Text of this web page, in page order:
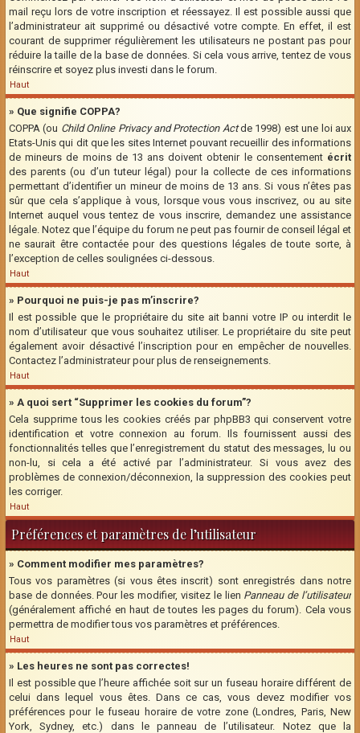
mail reçu lors de votre inscription et réessayez. Il est possible aussi que
l’administrateur ait supprimé ou désactivé votre compte. En effet, il est
courant de supprimer régulièrement les utilisateurs ne postant pas pour
réduire la taille de la base de données. Si cela vous arrive, tentez de vous
réinscrire et soyez plus investi dans le forum.
Haut
» Que signifie COPPA?
COPPA (ou Child Online Privacy and Protection Actde 1998) est une loi aux
Etats-Unis qui dit que les sites Internet pouvant recueillir des informations
de mineurs de moins de 13 ans doivent obtenir le consentement écrit
des parents (ou d’un tuteur légal) pour la collecte de ces informations
permettant d’identifier un mineur de moins de 13 ans. Si vous n’êtes pas
sûr que cela s’applique à vous, lorsque vous vous inscrivez, ou au site
Internet auquel vous tentez de vous inscrire, demandez une assistance
légale. Notez que l’équipe du forum ne peut pas fournir de conseil légal et
ne saurait être contactée pour des questions légales de toute sorte, à
l’exception de celles soulignées ci-dessous.
Haut
» Pourquoi ne puis-je pas m’inscrire?
Il est possible que le propriétaire du site ait banni votre IP ou interdit le
nom d’utilisateur que vous souhaitez utiliser. Le propriétaire du site peut
également avoir désactivé l’inscription pour en empêcher de nouvelles.
Contactez l’administrateur pour plus de renseignements.
Haut
» A quoi sert “Supprimer les cookies du forum”?
Cela supprime tous les cookies créés par phpBB3 qui conservent votre
identification et votre connexion au forum. Ils fournissent aussi des
fonctionnalités telles que l’enregistrement du statut des messages, lu ou
non-lu, si cela a été activé par l’administrateur. Si vous avez des
problèmes de connexion/déconnexion, la suppression des cookies peut
les corriger.
Haut
Préférences et paramètres de l’utilisateur
» Comment modifier mes paramètres?
Tous vos paramètres (si vous êtes inscrit) sont enregistrés dans notre
base de données. Pour les modifier, visitez le lien Panneau de l’utilisateur
(généralement affiché en haut de toutes les pages du forum). Cela vous
permettra de modifier tous vos paramètres et préférences.
Haut
» Les heures ne sont pas correctes!
Il est possible que l’heure affichée soit sur un fuseau horaire différent de
celui dans lequel vous êtes. Dans ce cas, vous devez modifier vos
préférences pour le fuseau horaire de votre zone (Londres, Paris, New
York, Sydney, etc.) dans le panneau de l’utilisateur. Notez que la